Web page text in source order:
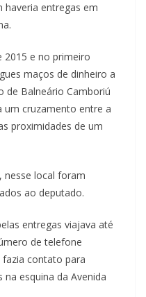
haveria entregas em
2015 e no primeiro
maços de dinheiro a
de Balneário Camboriú
um cruzamento entre a
proximidades de um
nesse local foram
ao deputado.
entregas viajava até
de telefone
contato para
esquina da Avenida